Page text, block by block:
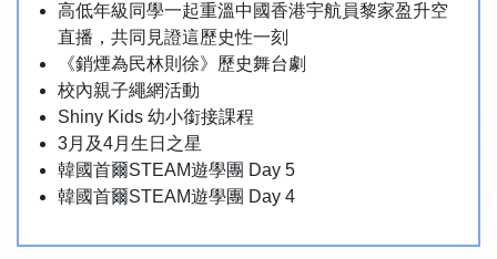
高低年級同學一起重溫中國香港宇航員黎家盈升空
直播，共同見證這歷史性一刻
《銷煙為民林則徐》歷史舞台劇
校內親子繩網活動
Shiny Kids 幼小銜接課程
3月及4月生日之星
韓國首爾STEAM遊學團 Day 5
韓國首爾STEAM遊學團 Day 4